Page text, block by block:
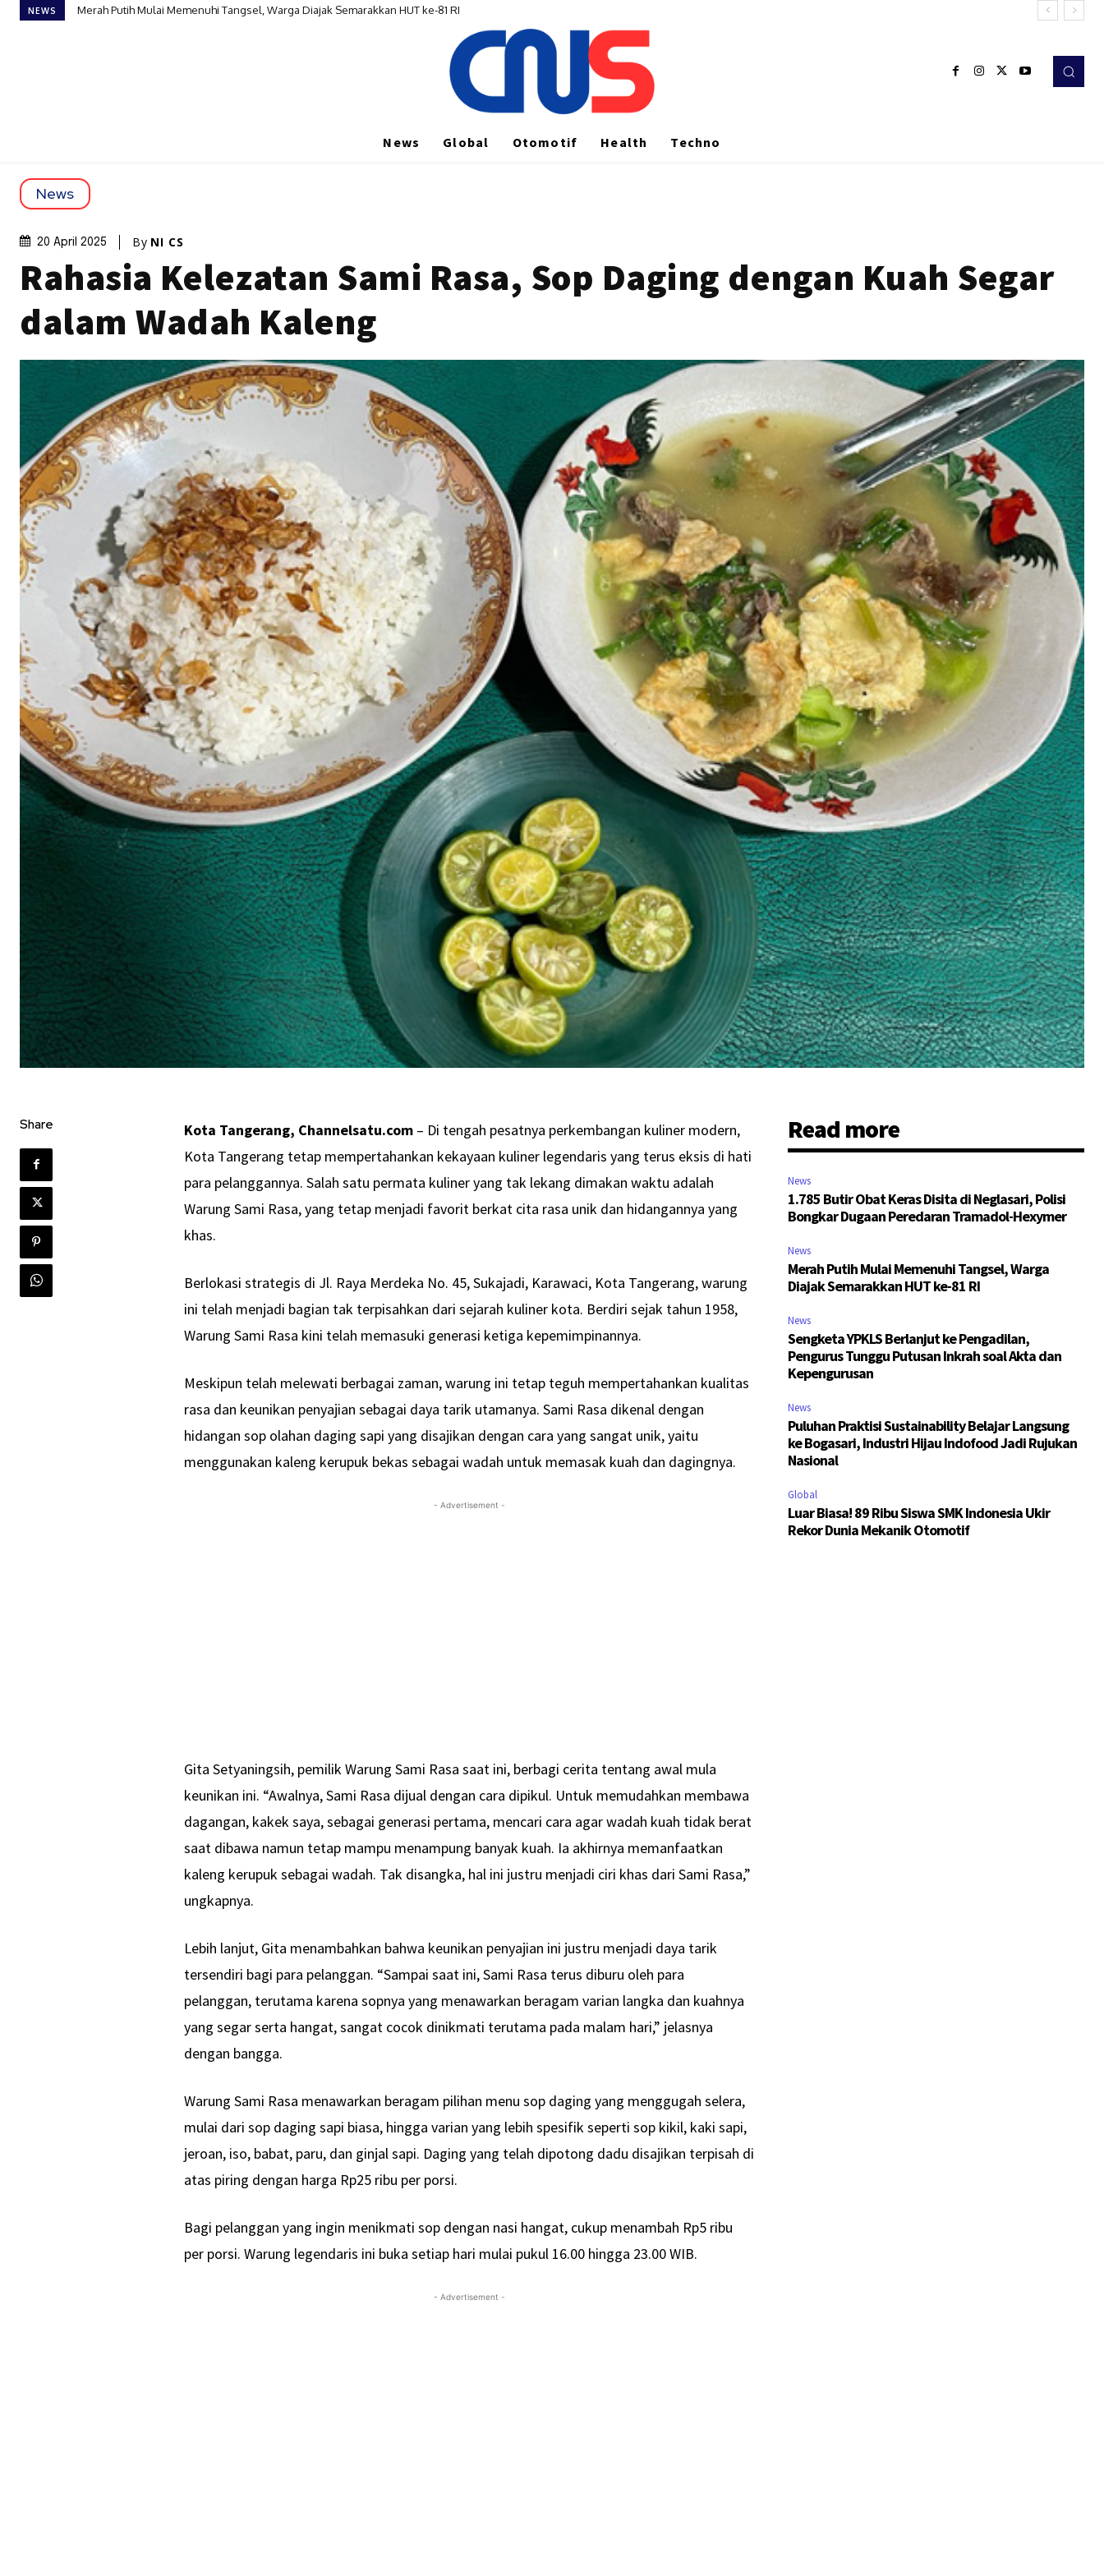
NEWS Merah Putih Mulai Memenuhi Tangsel, Warga Diajak Semarakkan HUT ke-81 RI
Sengketa YPKLS Berlanjut ke Pengadilan, Pengurus Tunggu Putusan Inkrah soal Akta dan Kepengurusan
News Global Otomotif Health Techno
News
20 April 2025 By NI CS
Rahasia Kelezatan Sami Rasa, Sop Daging dengan Kuah Segar
dalam Wadah Kaleng
Share Kota Tangerang, Channelsatu.com – Di tengah pesatnya perkembangan kuliner modern,
Kota Tangerang tetap mempertahankan kekayaan kuliner legendaris yang terus eksis di hati
para pelanggannya. Salah satu permata kuliner yang tak lekang dimakan waktu adalah
Warung Sami Rasa, yang tetap menjadi favorit berkat cita rasa unik dan hidangannya yang
khas.
Berlokasi strategis di Jl. Raya Merdeka No. 45, Sukajadi, Karawaci, Kota Tangerang, warung
ini telah menjadi bagian tak terpisahkan dari sejarah kuliner kota. Berdiri sejak tahun 1958,
Warung Sami Rasa kini telah memasuki generasi ketiga kepemimpinannya.
Meskipun telah melewati berbagai zaman, warung ini tetap teguh mempertahankan kualitas
rasa dan keunikan penyajian sebagai daya tarik utamanya. Sami Rasa dikenal dengan
hidangan sop olahan daging sapi yang disajikan dengan cara yang sangat unik, yaitu
menggunakan kaleng kerupuk bekas sebagai wadah untuk memasak kuah dan dagingnya.
- Advertisement -
Gita Setyaningsih, pemilik Warung Sami Rasa saat ini, berbagi cerita tentang awal mula
keunikan ini. “Awalnya, Sami Rasa dijual dengan cara dipikul. Untuk memudahkan membawa
dagangan, kakek saya, sebagai generasi pertama, mencari cara agar wadah kuah tidak berat
saat dibawa namun tetap mampu menampung banyak kuah. Ia akhirnya memanfaatkan
kaleng kerupuk sebagai wadah. Tak disangka, hal ini justru menjadi ciri khas dari Sami Rasa,”
ungkapnya.
Lebih lanjut, Gita menambahkan bahwa keunikan penyajian ini justru menjadi daya tarik
tersendiri bagi para pelanggan. “Sampai saat ini, Sami Rasa terus diburu oleh para
pelanggan, terutama karena sopnya yang menawarkan beragam varian langka dan kuahnya
yang segar serta hangat, sangat cocok dinikmati terutama pada malam hari,” jelasnya
dengan bangga.
Warung Sami Rasa menawarkan beragam pilihan menu sop daging yang menggugah selera,
mulai dari sop daging sapi biasa, hingga varian yang lebih spesifik seperti sop kikil, kaki sapi,
jeroan, iso, babat, paru, dan ginjal sapi. Daging yang telah dipotong dadu disajikan terpisah di
atas piring dengan harga Rp25 ribu per porsi.
Bagi pelanggan yang ingin menikmati sop dengan nasi hangat, cukup menambah Rp5 ribu
per porsi. Warung legendaris ini buka setiap hari mulai pukul 16.00 hingga 23.00 WIB.
- Advertisement -
Read more
News
1.785 Butir Obat Keras Disita di Neglasari, Polisi
Bongkar Dugaan Peredaran Tramadol-Hexymer
News
Merah Putih Mulai Memenuhi Tangsel, Warga
Diajak Semarakkan HUT ke-81 RI
News
Sengketa YPKLS Berlanjut ke Pengadilan,
Pengurus Tunggu Putusan Inkrah soal Akta dan
Kepengurusan
News
Puluhan Praktisi Sustainability Belajar Langsung
ke Bogasari, Industri Hijau Indofood Jadi Rujukan
Nasional
Global
Luar Biasa! 89 Ribu Siswa SMK Indonesia Ukir
Rekor Dunia Mekanik Otomotif